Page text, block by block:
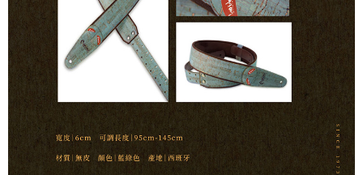
權轉讓予恩沛科技股份有限公司。
２．關於個人資料處理事宜，請瀏覽以下網址：
https://aftee.tw/terms/#terms3
３．未成年的使用者請事先徵得法定代理人或監護人之同意方可使用
「AFTEE先享後付」，若未經同意申辦者引起之損失，本公司不負相關責
任。
４．使用「AFTEE先享後付」時，將依據個別帳號之用戶狀況，依本公司即
時審查核予不同之上限額度；若仍有額度不足之情形，本公司將視審查結果
請求用戶進行身份認證。
５．嚴禁一人註冊多個帳號或使用他人資訊註冊。若發現惡意使用之情形，
恩沛科技股份有限公司將有權停止該用戶之使用額度並採取法律行動。
宅配 - 配件
每筆NT$80，滿NT$899(含以上)免運費
宅配 - 離島
每筆NT$80，滿NT$899(含以上)免運費
付款後門市自取
免運費
查看運費